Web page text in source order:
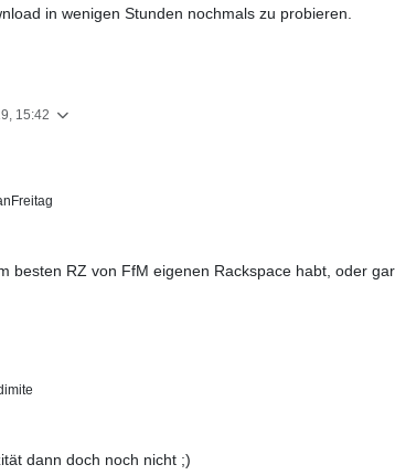
in wenigen Stunden nochmals zu probieren.
15:42
besten RZ von FfM eigenen Rackspace habt, oder
dann doch noch nicht ;)